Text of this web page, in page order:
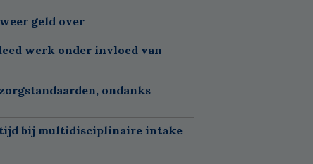
geld over
werk onder invloed van
ondanks
bij multidisciplinaire intake